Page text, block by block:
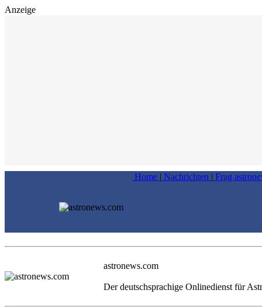
Anzeige
Home | Nachrichten | Frag
astronews.com
Der deutschsprachige Onlinedienst für